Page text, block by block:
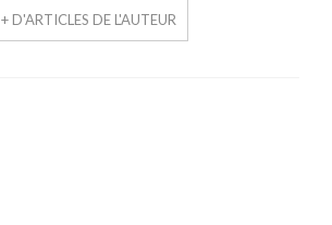
+ D'ARTICLES DE L'AUTEUR